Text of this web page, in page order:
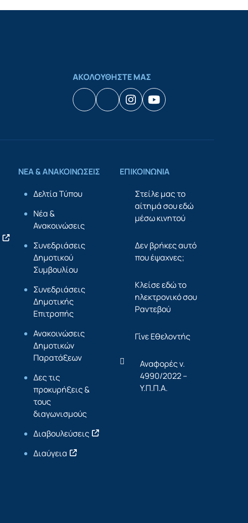
ΑΚΟΛΟΥΘΗΣΤΕ ΜΑΣ
Facebook
HouzzInstagram
YouTube
ΝΕΑ & ΑΝΑΚΟΙΝΩΣΕΙΣ
Δελτία Τύπου
Νέα &
Ανακοινώσεις
Συνεδριάσεις
Δημοτικού
Συμβουλίου
Συνεδριάσεις
Δημοτικής
Επιτροπής
Ανακοινώσεις
Δημοτικών
Παρατάξεων
Δες τις
προκυρήξεις &
τους
διαγωνισμούς
Διαβουλεύσεις
Διαύγεια
ΕΠΙΚΟΙΝΩΝΙΑ
Στείλε μας το
αίτημά σου εδώ
μέσω κινητού
Δεν βρήκες αυτό
που έψαχνες;
Κλείσε εδώ το
ηλεκτρονικό σου
Ραντεβού
Γίνε Εθελοντής
Αναφορές ν.
4990/2022 –
Υ.Π.Π.Α.